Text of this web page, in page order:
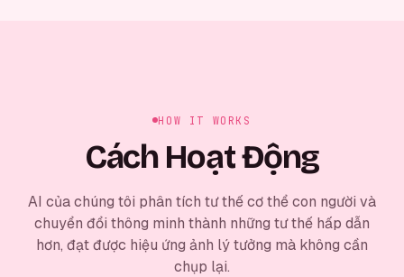
HOW IT WORKS
Cách Hoạt Động
AI của chúng tôi phân tích tư thế cơ thể con người và
chuyển đổi thông minh thành những tư thế hấp dẫn
hơn, đạt được hiệu ứng ảnh lý tưởng mà không cần
chụp lại.